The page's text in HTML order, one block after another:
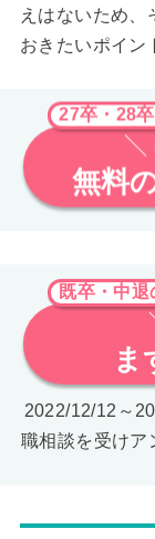
えはないため、
おきたいポイン
27卒・28
無料
既卒・中退
ま
2022/12/12～
職相談を受けア